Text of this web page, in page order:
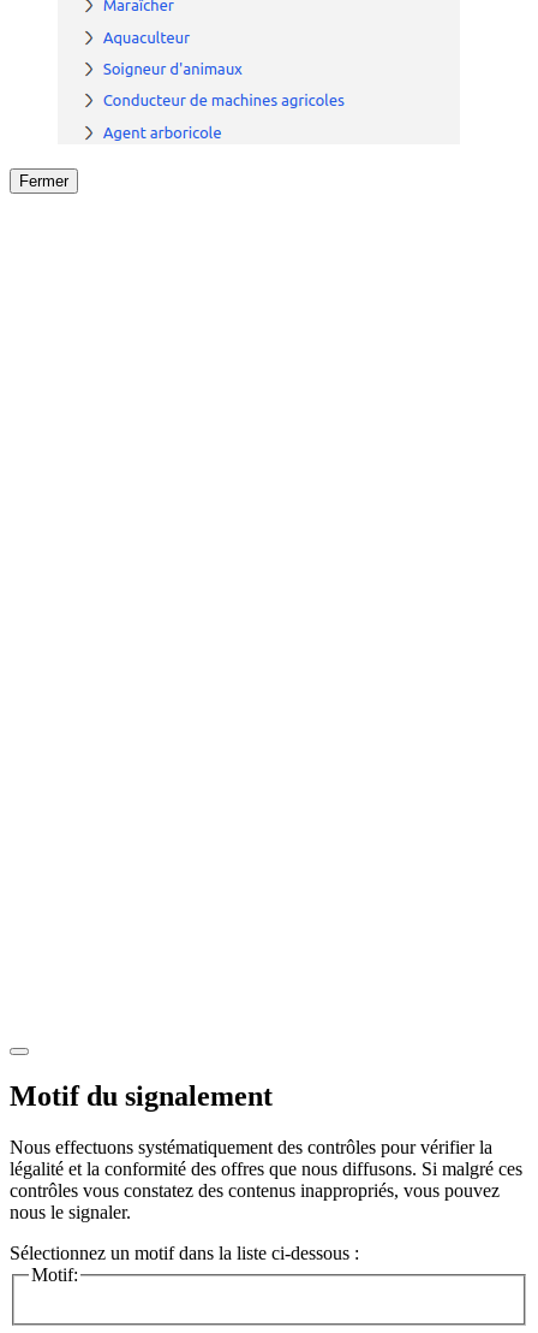
Fermer
Motif du signalement
Nous effectuons systématiquement des contrôles pour vérifier la
légalité et la conformité des offres que nous diffusons. Si malgré ces
contrôles vous constatez des contenus inappropriés, vous pouvez
nous le signaler.
Sélectionnez un motif dans la liste ci-dessous :
Motif: